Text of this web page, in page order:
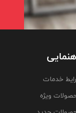
خدمات
ویژه